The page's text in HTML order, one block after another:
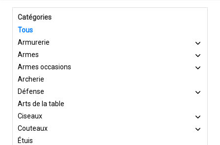
Catégories
Tous
Armurerie
Armes
Armes occasions
Archerie
Défense
Arts de la table
Ciseaux
Couteaux
Étuis